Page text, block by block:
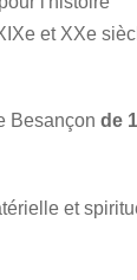
et XXe
Besançon de
et